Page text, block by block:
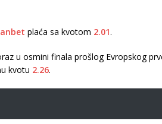
plaća sa kvotom 2.01.
u osmini finala prošlog Evropskog
kvotu 2.26.